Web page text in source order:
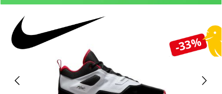
-33%
Bildergalerie überspringen